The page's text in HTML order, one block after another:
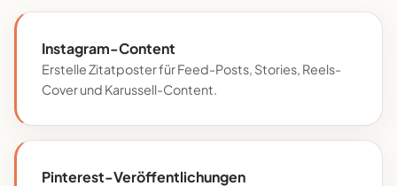
Instagram-Content
Erstelle Zitatposter für Feed-Posts, Stories, Reels-
Cover und Karussell-Content.
Pinterest-Veröffentlichungen